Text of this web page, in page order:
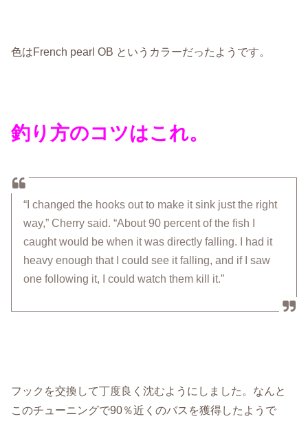
色はFrench pearl OB というカラーだったようです。
釣り方のコツはこれ。
“I changed the hooks out to make it sink just the right
way,” Cherry said. “About 90 percent of the fish I
caught would be when it was directly falling. I had it
heavy enough that I could see it falling, and if I saw
one following it, I could watch them kill it.”
フックを交換して丁度良く沈むようにしました。なんと
このチューニングで90％近くのバスを獲得したようで